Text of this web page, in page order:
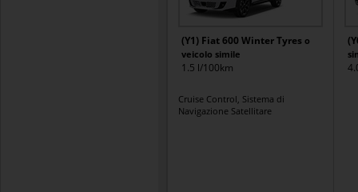
(Y1) Fiat 600 Winter Tyres o
veicolo simile
1.5 l/100km
Cruise Control, Sistema di
Navigazione Satellitare